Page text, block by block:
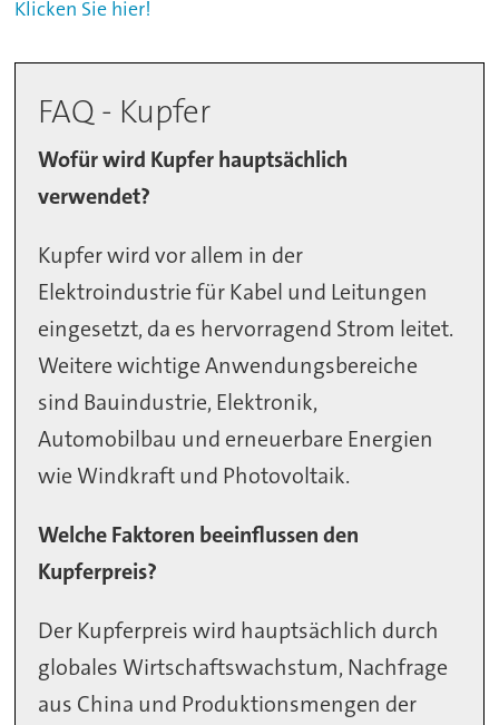
Klicken Sie hier!
FAQ - Kupfer
Wofür wird Kupfer hauptsächlich
verwendet?
Kupfer wird vor allem in der
Elektroindustrie für Kabel und Leitungen
eingesetzt, da es hervorragend Strom leitet.
Weitere wichtige Anwendungsbereiche
sind Bauindustrie, Elektronik,
Automobilbau und erneuerbare Energien
wie Windkraft und Photovoltaik.
Welche Faktoren beeinflussen den
Kupferpreis?
Der Kupferpreis wird hauptsächlich durch
globales Wirtschaftswachstum, Nachfrage
aus China und Produktionsmengen der